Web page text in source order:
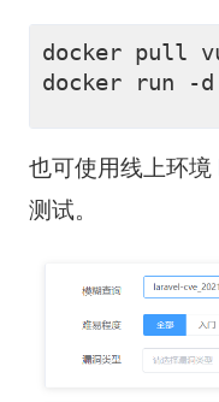
docker pull
也可使用线上环境
测试。